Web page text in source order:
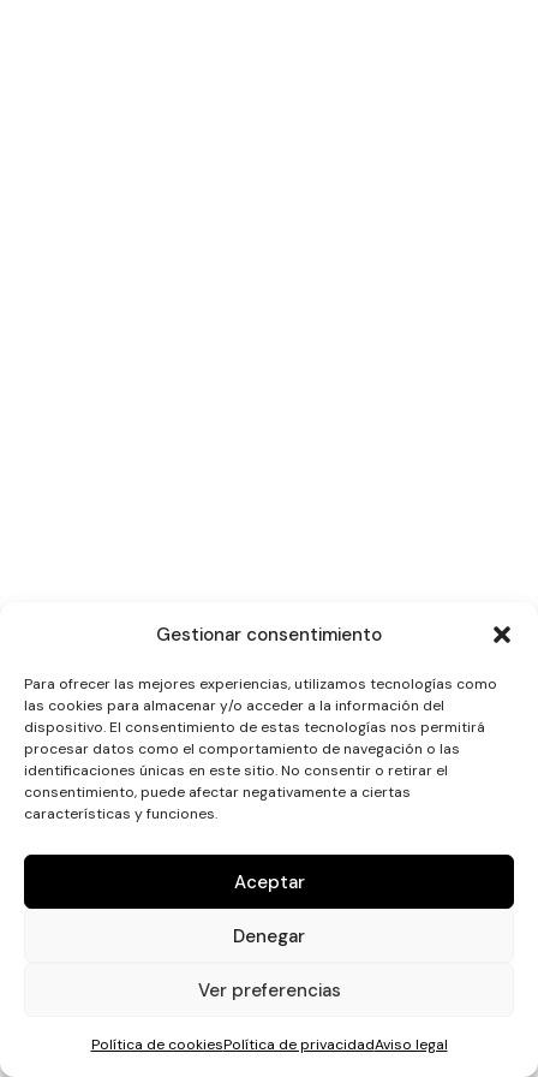
Gestionar consentimiento
Para ofrecer las mejores experiencias, utilizamos tecnologías como
las cookies para almacenar y/o acceder a la información del
dispositivo. El consentimiento de estas tecnologías nos permitirá
procesar datos como el comportamiento de navegación o las
identificaciones únicas en este sitio. No consentir o retirar el
consentimiento, puede afectar negativamente a ciertas
características y funciones.
Aceptar
Denegar
Ver preferencias
Política de cookiesPolítica de privacidadAviso legal